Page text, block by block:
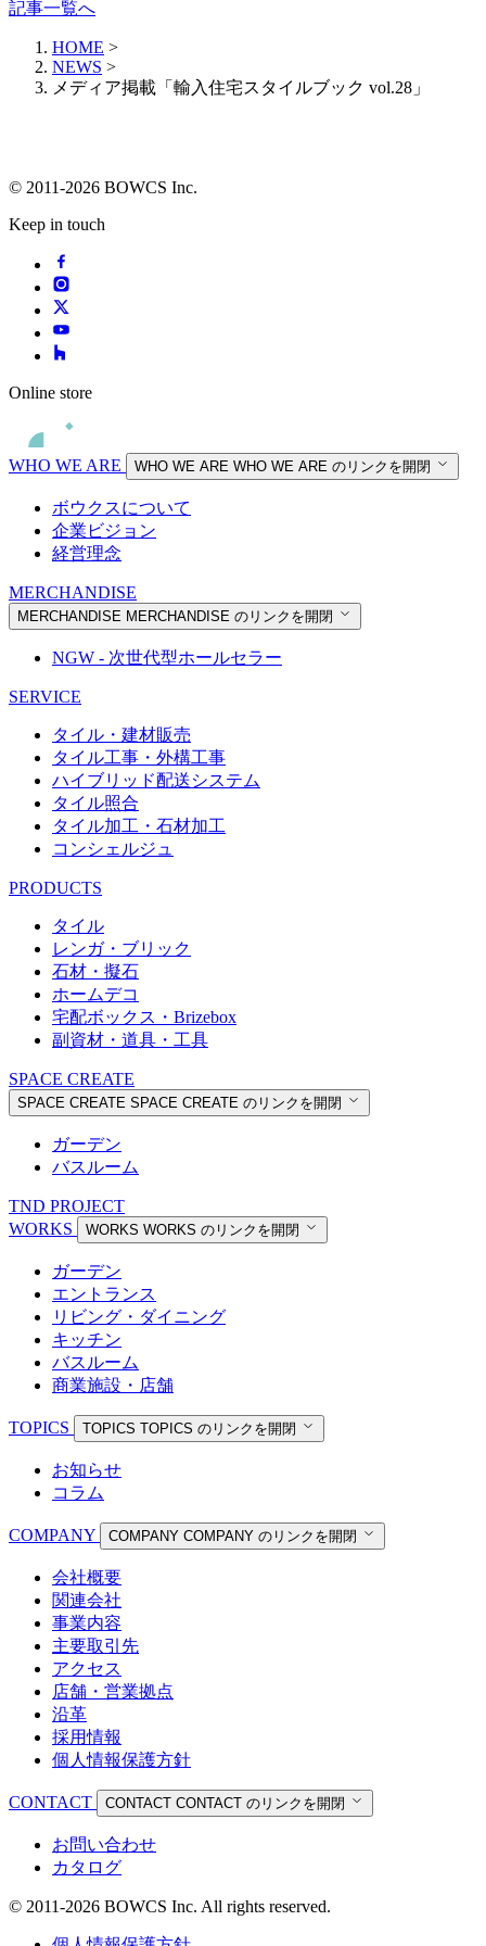
記事一覧へ
HOME >
NEWS >
メディア掲載「輸入住宅スタイルブック vol.28」
© 2011-2026 BOWCS Inc.
Keep in touch
Online store
WHO WE ARE WHO WE ARE WHO WE ARE のリンクを開閉
ボウクスについて
企業ビジョン
経営理念
MERCHANDISE
MERCHANDISE MERCHANDISE のリンクを開閉
NGW - 次世代型ホールセラー
SERVICE
タイル・建材販売
タイル工事・外構工事
ハイブリッド配送システム
タイル照合
タイル加工・石材加工
コンシェルジュ
PRODUCTS
タイル
レンガ・ブリック
石材・擬石
ホームデコ
宅配ボックス・Brizebox
副資材・道具・工具
SPACE CREATE
SPACE CREATE SPACE CREATE のリンクを開閉
ガーデン
バスルーム
TND PROJECT
WORKS
WORKS WORKS のリンクを開閉
ガーデン
エントランス
リビング・ダイニング
キッチン
バスルーム
商業施設・店舗
TOPICS TOPICS TOPICS のリンクを開閉
お知らせ
コラム
COMPANY COMPANY COMPANY のリンクを開閉
会社概要
関連会社
事業内容
主要取引先
アクセス
店舗・営業拠点
沿革
採用情報
個人情報保護方針
CONTACT CONTACT CONTACT のリンクを開閉
お問い合わせ
カタログ
© 2011-2026 BOWCS Inc. All rights reserved.